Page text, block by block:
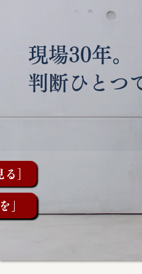
現場30年。
判断ひとつ
］
」